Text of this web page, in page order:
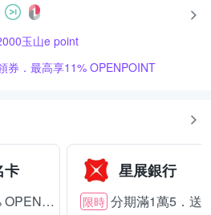
玉山e point
券．最高享11% OPENPOINT
卡 星展銀行
限時 分期滿1萬5．送